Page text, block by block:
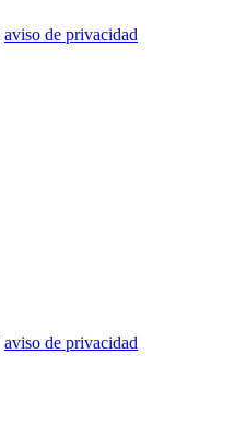
aviso de privacidad
aviso de privacidad